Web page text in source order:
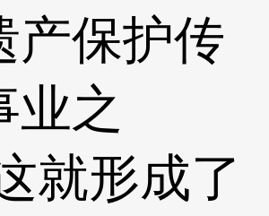
产保护传
业之
就形成了